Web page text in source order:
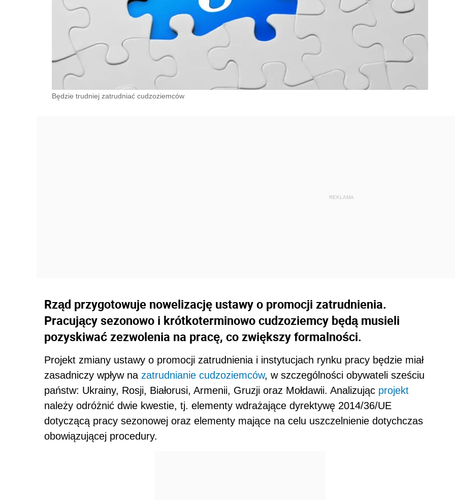
Będzie trudniej zatrudniać cudzoziemców
Rząd przygotowuje nowelizację ustawy o promocji zatrudnienia.
Pracujący sezonowo i krótkoterminowo cudzoziemcy będą musieli
pozyskiwać zezwolenia na pracę, co zwiększy formalności.
Projekt zmiany ustawy o promocji zatrudnienia i instytucjach rynku pracy będzie miał
zasadniczy wpływ na zatrudnianie cudzoziemców, w szczególności obywateli sześciu
państw: Ukrainy, Rosji, Białorusi, Armenii, Gruzji oraz Mołdawii. Analizując projekt
należy odróżnić dwie kwestie, tj. elementy wdrażające dyrektywę 2014/36/UE
dotyczącą pracy sezonowej oraz elementy mające na celu uszczelnienie dotychczas
obowiązującej procedury.